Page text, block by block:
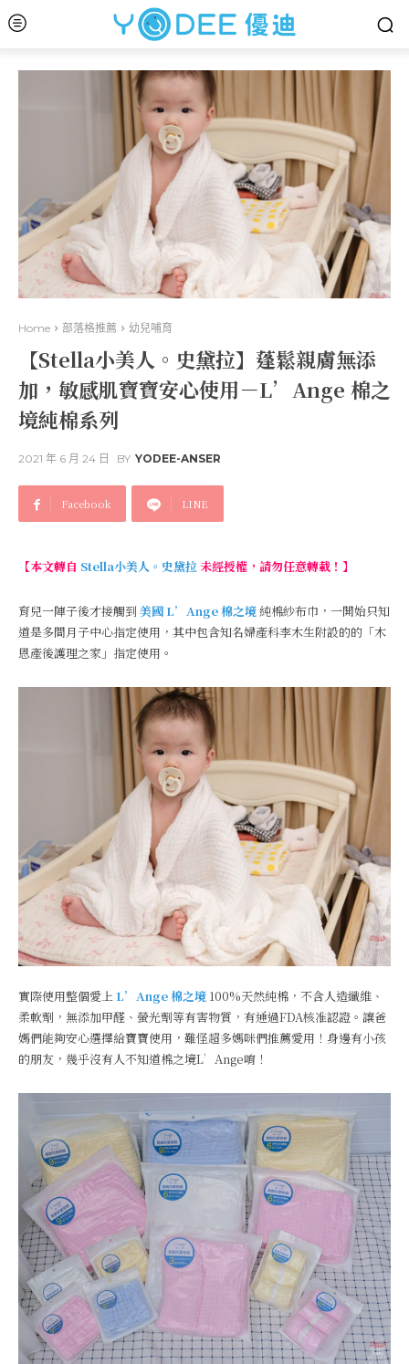
Home 部落格推薦 幼兒哺育
【Stella小美人。史黛拉】蓬鬆親膚無添
加，敏感肌寶寶安心使用－L’Ange 棉之
境純棉系列
2021 年 6 月 24 日 BY YODEE-ANSER
Facebook LINE
【本文轉自 Stella小美人。史黛拉未經授權，請勿任意轉載！】
育兒一陣子後才接觸到美國 L’Ange 棉之境純棉紗布巾，一開始只知
道是多間月子中心指定使用，其中包含知名婦產科李木生附設的的「木
恩產後護理之家」指定使用。
實際使用整個愛上 L’Ange 棉之境 100%天然純棉，不含人造纖維、
柔軟劑，無添加甲醛、螢光劑等有害物質，有通過FDA核准認證。讓爸
媽們能夠安心選擇給寶寶使用，難怪超多媽咪們推薦愛用！身邊有小孩
的朋友，幾乎沒有人不知道棉之境L’Ange唷！